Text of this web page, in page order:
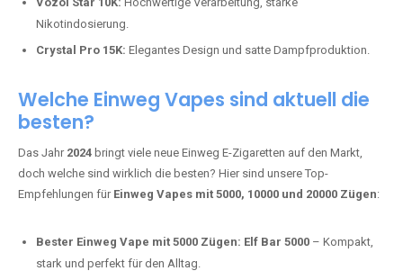
Vozol Star 10K: Hochwertige Verarbeitung, starke
Nikotindosierung.
Crystal Pro 15K: Elegantes Design und satte Dampfproduktion.
Welche Einweg Vapes sind aktuell die
besten?
Das Jahr 2024 bringt viele neue Einweg E-Zigaretten auf den Markt,
doch welche sind wirklich die besten? Hier sind unsere Top-
Empfehlungen für Einweg Vapes mit 5000, 10000 und 20000 Zügen:
Bester Einweg Vape mit 5000 Zügen: Elf Bar 5000 – Kompakt,
stark und perfekt für den Alltag.